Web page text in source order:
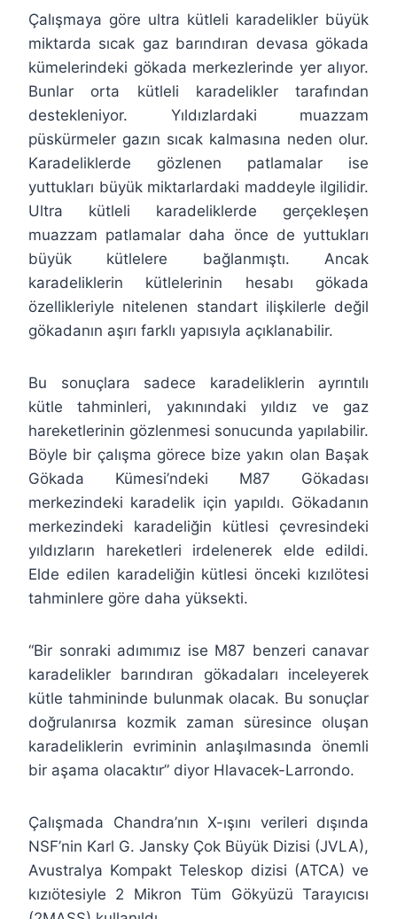
Çalışmaya göre ultra kütleli karadelikler büyük
miktarda sıcak gaz barındıran devasa gökada
kümelerindeki gökada merkezlerinde yer alıyor.
Bunlar orta kütleli karadelikler tarafından
destekleniyor. Yıldızlardaki muazzam
püskürmeler gazın sıcak kalmasına neden olur.
Karadeliklerde gözlenen patlamalar ise
yuttukları büyük miktarlardaki maddeyle ilgilidir.
Ultra kütleli karadeliklerde gerçekleşen
muazzam patlamalar daha önce de yuttukları
büyük kütlelere bağlanmıştı. Ancak
karadeliklerin kütlelerinin hesabı gökada
özellikleriyle nitelenen standart ilişkilerle değil
gökadanın aşırı farklı yapısıyla açıklanabilir.
Bu sonuçlara sadece karadeliklerin ayrıntılı
kütle tahminleri, yakınındaki yıldız ve gaz
hareketlerinin gözlenmesi sonucunda yapılabilir.
Böyle bir çalışma görece bize yakın olan Başak
Gökada Kümesi’ndeki M87 Gökadası
merkezindeki karadelik için yapıldı. Gökadanın
merkezindeki karadeliğin kütlesi çevresindeki
yıldızların hareketleri irdelenerek elde edildi.
Elde edilen karadeliğin kütlesi önceki kızılötesi
tahminlere göre daha yüksekti.
“Bir sonraki adımımız ise M87 benzeri canavar
karadelikler barındıran gökadaları inceleyerek
kütle tahmininde bulunmak olacak. Bu sonuçlar
doğrulanırsa kozmik zaman süresince oluşan
karadeliklerin evriminin anlaşılmasında önemli
bir aşama olacaktır” diyor Hlavacek-Larrondo.
Çalışmada Chandra’nın X-ışını verileri dışında
NSF’nin Karl G. Jansky Çok Büyük Dizisi (JVLA),
Avustralya Kompakt Teleskop dizisi (ATCA) ve
kızıötesiyle 2 Mikron Tüm Gökyüzü Tarayıcısı